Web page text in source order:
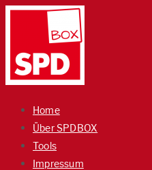
Home
Über SPDBOX
Tools
Impressum